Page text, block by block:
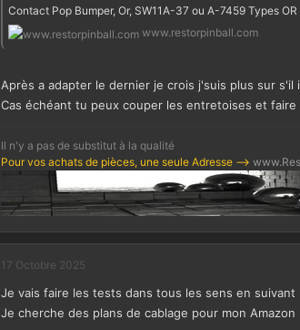
Contact Pop Bumper, Or, SW11A-37 ou A-7459 Types
www.restorpinball.com
Après a adapter le dernier je crois j'suis plus sur s'il
Cas échéant tu peux couper les entretoises et faire
Il n'y a pas de substitut à la qualité
Pour vos achats de pièces, une seule Adresse -->
17 Octobre 2025
Je vais faire les tests dans tous les sens en
Je cherche des plans de cablage pour mon